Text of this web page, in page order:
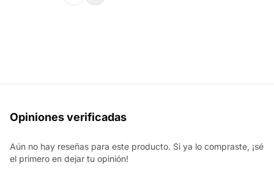
Opiniones verificadas
Aún no hay reseñas para este producto. Si ya lo compraste, ¡sé
el primero en dejar tu opinión!